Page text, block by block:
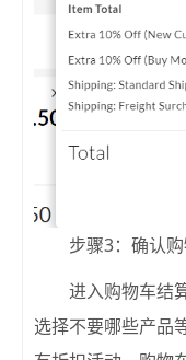
步骤3：确认
进入购物车结
选择不要哪些产品